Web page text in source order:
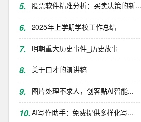
5. 股票软件精准分析：买卖决策的新...
6. 2025年上学期学校工作总结
7. 明朝重大历史事件_历史故事
8. 关于口才的演讲稿
9. 图片处理不求人，创客贴AI智能...
10.AI写作助手：免费提供多样化写...